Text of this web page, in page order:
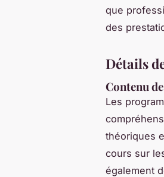
que
des
Détails
Contenu
Les
théoriques
cours sur
également